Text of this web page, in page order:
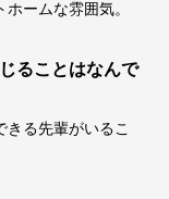
ームな雰囲気。
ることはなんで
きる先輩がいるこ